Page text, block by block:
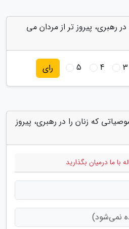
رهبری، پیروز تر از مردان می
3
4
5 رای
که زنان را در رهبری، پیروز
با ما درمیان بگذارید